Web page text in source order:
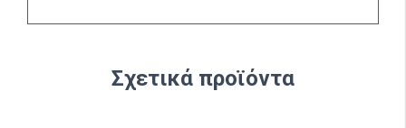
Σχετικά προϊόντα